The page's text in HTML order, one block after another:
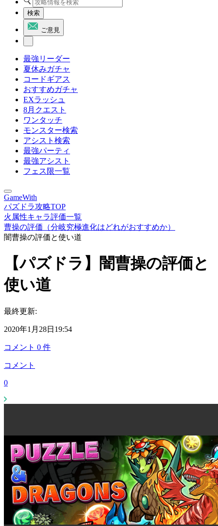
検索
ご意見
最強リーダー
夏休みガチャ
コードギアス
おすすめガチャ
EXラッシュ
8月クエスト
ワンタッチ
モンスター検索
アシスト検索
最強パーティ
最強アシスト
フェス限一覧
GameWith
パズドラ攻略TOP
火属性キャラ評価一覧
曹操の評価（分岐究極進化はどれがおすすめか）
闇曹操の評価と使い道
【パズドラ】闇曹操の評価と
使い道
最終更新:
2020年1月28日19:54
コメント 0 件
コメント
0